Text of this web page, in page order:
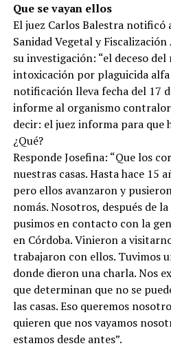
Que se vayan ellos
El juez Carlos Balestra notificó
Sanidad Vegetal y
su investigación: “el deceso
intoxicación por plaguicida alfa
notificación lleva fecha del 17
informe al organismo
decir: el juez informa para que
¿Qué?
Responde Josefina: “Que los
nuestras casas. Hasta hace 15
pero ellos avanzaron y
nomás. Nosotros, después de
pusimos en contacto con la
en Córdoba. Vinieron a
trabajaron con ellos. Tuvimos
donde dieron una charla. Nos
que determinan que no se
las casas. Eso queremos
quieren que nos vayamos
estamos desde antes”.